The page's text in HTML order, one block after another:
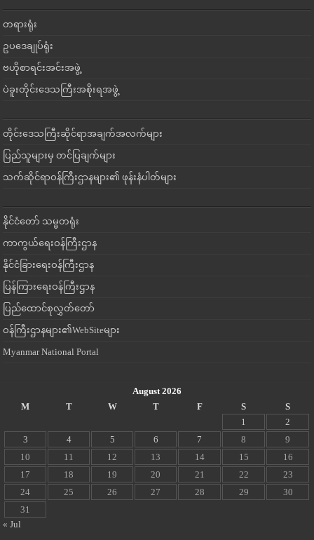
တရားရုံး
ဥပဒေချုပ်ရုံး
ဗဟိုစာရင်းအင်းအဖွဲ့
ပဲခူးတိုင်းဒေသကြီးအစိုးရအဖွဲ့
တိုင်းဒေသကြီးဆိုင်ရာအချက်အလက်များ
ပြည်သူများမှ တင်ပြချက်များ
သက်ဆိုင်ရာဝန်ကြီးဌာနများ၏ ဖုန်းနံပါတ်များ
နိုင်ငံတော် သမ္မတရုံး
ကာကွယ်ရေးဝန်ကြီးဌာန
နိုင်ငံခြားရေးဝန်ကြီးဌာန
ပြန်ကြားရေးဝန်ကြီးဌာန
ပြည်ထောင်စုလွှတ်တော်
ဝန်ကြီးဌာနများ၏WebSiteများ
Myanmar National Portal
August 2026
M
T W T F S
S
1
2
3
4 5 6 7 8
9
10
11 12 13 14 15
16
17
18 19 20 21 22
23
24
25 26 27 28 29
30
31
« Jul